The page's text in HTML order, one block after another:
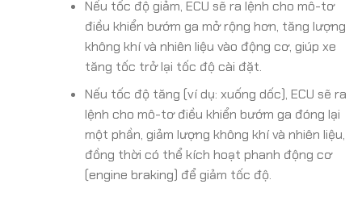
Nếu tốc độ giảm, ECU sẽ ra lệnh cho mô-tơ
điều khiển bướm ga mở rộng hơn, tăng lượng
không khí và nhiên liệu vào động cơ, giúp xe
tăng tốc trở lại tốc độ cài đặt.
Nếu tốc độ tăng (ví dụ: xuống dốc), ECU sẽ ra
lệnh cho mô-tơ điều khiển bướm ga đóng lại
một phần, giảm lượng không khí và nhiên liệu,
đồng thời có thể kích hoạt phanh động cơ
(engine braking) để giảm tốc độ.